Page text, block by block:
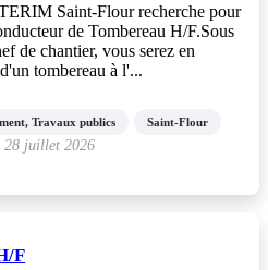
Saint-Flour recherche pour
de Tombereau H/F.Sous
de chantier, vous serez en
tombereau à l'...
Travaux publics Saint-Flour
28 juillet 2026
F